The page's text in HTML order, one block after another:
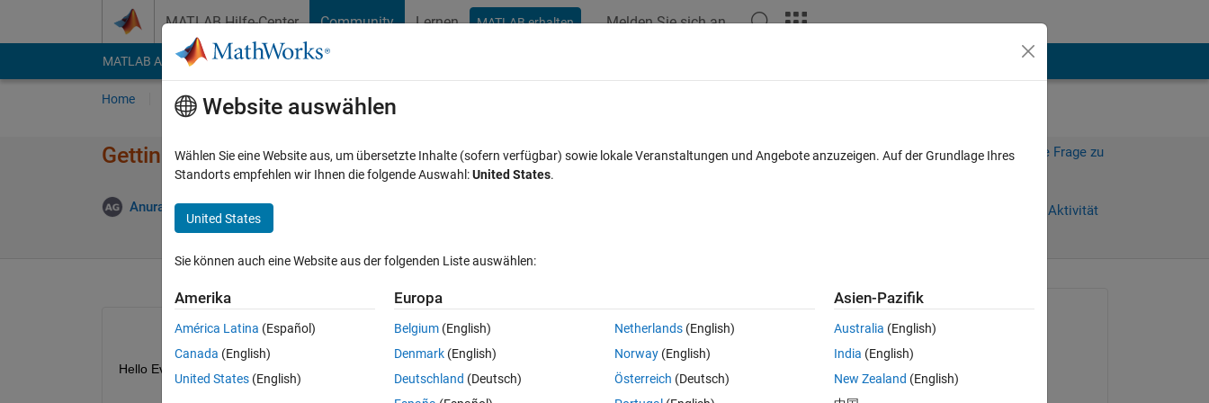
MATLAB Hilfe-Center Community Lernen MATLAB erhalten Melden Sie sich an
MATLAB Answers File Exchange Cody
Home Fragen Antworten Durchsuchen
Getting values of nodes from directed graph.
Anurag Gupta 30 Jan. 2021
Melden Sie sich an, um diese Frage zu
Anmelden, um Aktivität
0 Stimmen
Hello Everyone,
Anurag Gupta
am 30 Jan. 2021
Website auswählen
Wählen Sie eine Website aus, um übersetzte Inhalte (sofern verfügbar) sowie lokale Veranstaltungen und Angebote anzuzeigen. Auf der Grundlage Ihres
Standorts empfehlen wir Ihnen die folgende Auswahl:United States.
United States
Sie können auch eine Website aus der folgenden Liste auswählen:
Amerika
América Latina (Español)
Canada (English)
United States (English)
Europa
Belgium (English)
Denmark (English)
Deutschland (Deutsch)
Netherlands(English)
Norway(English)
Österreich (Deutsch)
Asien-Pazifik
Australia (English)
India (English)
New Zealand (English)